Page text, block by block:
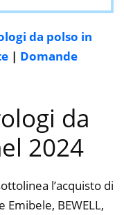
da polso in
| Domande
da
2024
l’acquisto di
BEWELL,